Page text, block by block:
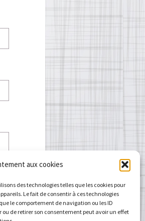
aux cookies
des technologies telles que les cookies pour
Le fait de consentir à ces technologies
le comportement de navigation ou les ID
ou de retirer son consentement peut avoir un effet